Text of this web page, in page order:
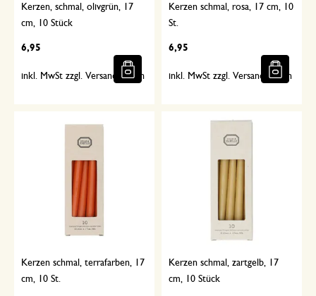
Kerzen, schmal, olivgrün, 17
cm, 10 Stück
6,95
inkl. MwSt zzgl. Versandkosten
Kerzen schmal, rosa, 17 cm, 10
St.
6,95
inkl. MwSt zzgl. Versandkosten
Kerzen schmal, terrafarben, 17
cm, 10 St.
Kerzen schmal, zartgelb, 17
cm, 10 Stück